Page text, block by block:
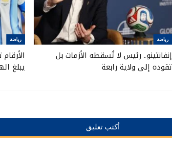
رياضة
إنفانتينو.. رئيس لا تُسقطه الأزمات بل
تقوده إلى ولاية رابعة
رياضة
يبلغ
أكتب تعليق